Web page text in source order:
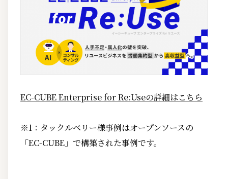
EC-CUBE Enterprise for Re:Useの詳細はこちら
※1：タックルベリー様事例はオープンソースの
「EC-CUBE」で構築された事例です。